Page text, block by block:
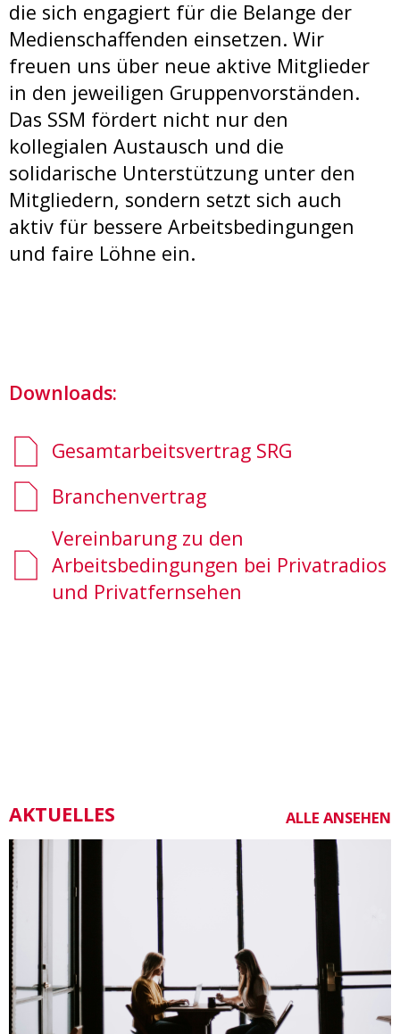
die sich engagiert für die Belange der
Medienschaffenden einsetzen. Wir
freuen uns über neue aktive Mitglieder
in den jeweiligen Gruppenvorständen.
Das SSM fördert nicht nur den
kollegialen Austausch und die
solidarische Unterstützung unter den
Mitgliedern, sondern setzt sich auch
aktiv für bessere Arbeitsbedingungen
und faire Löhne ein.
Downloads:
Gesamtarbeitsvertrag SRG
Branchenvertrag
Vereinbarung zu den
Arbeitsbedingungen bei Privatradios
und Privatfernsehen
AKTUELLES ALLE ANSEHEN